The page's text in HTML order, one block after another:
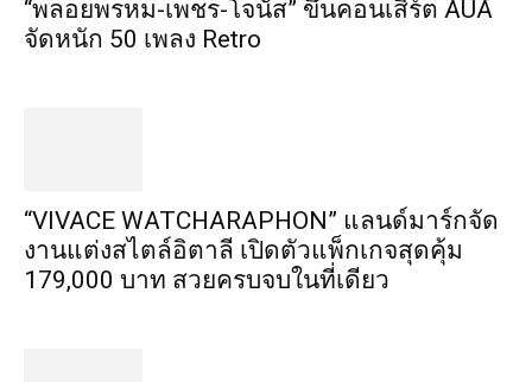
“พลอยพรหม-เพชร-โจนัส” ขึ้นคอนเสิร์ต AUA
จัดหนัก 50 เพลง Retro
“VIVACE WATCHARAPHON” แลนด์มาร์กจัด
งานแต่งสไตล์อิตาลี เปิดตัวแพ็กเกจสุดคุ้ม
179,000 บาท สวยครบจบในที่เดียว